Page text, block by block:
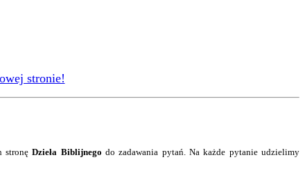
stronie!
stronęDzieła Biblijnego do zadawania pytań. Na każde pytanieudzielimy